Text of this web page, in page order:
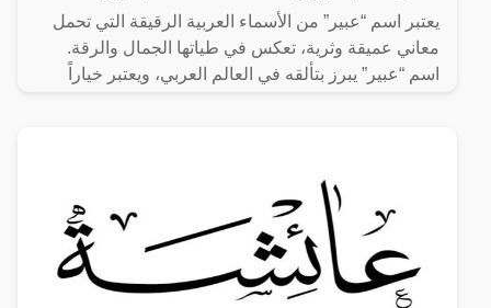
يعتبر اسم “عبير” من الأسماء العربية الرقيقة التي تحمل
معاني عميقة وثرية، تعكس في طياتها الجمال والرقة.
اسم “عبير” يبرز بتألقه في العالم العربي، ويعتبر خياراً